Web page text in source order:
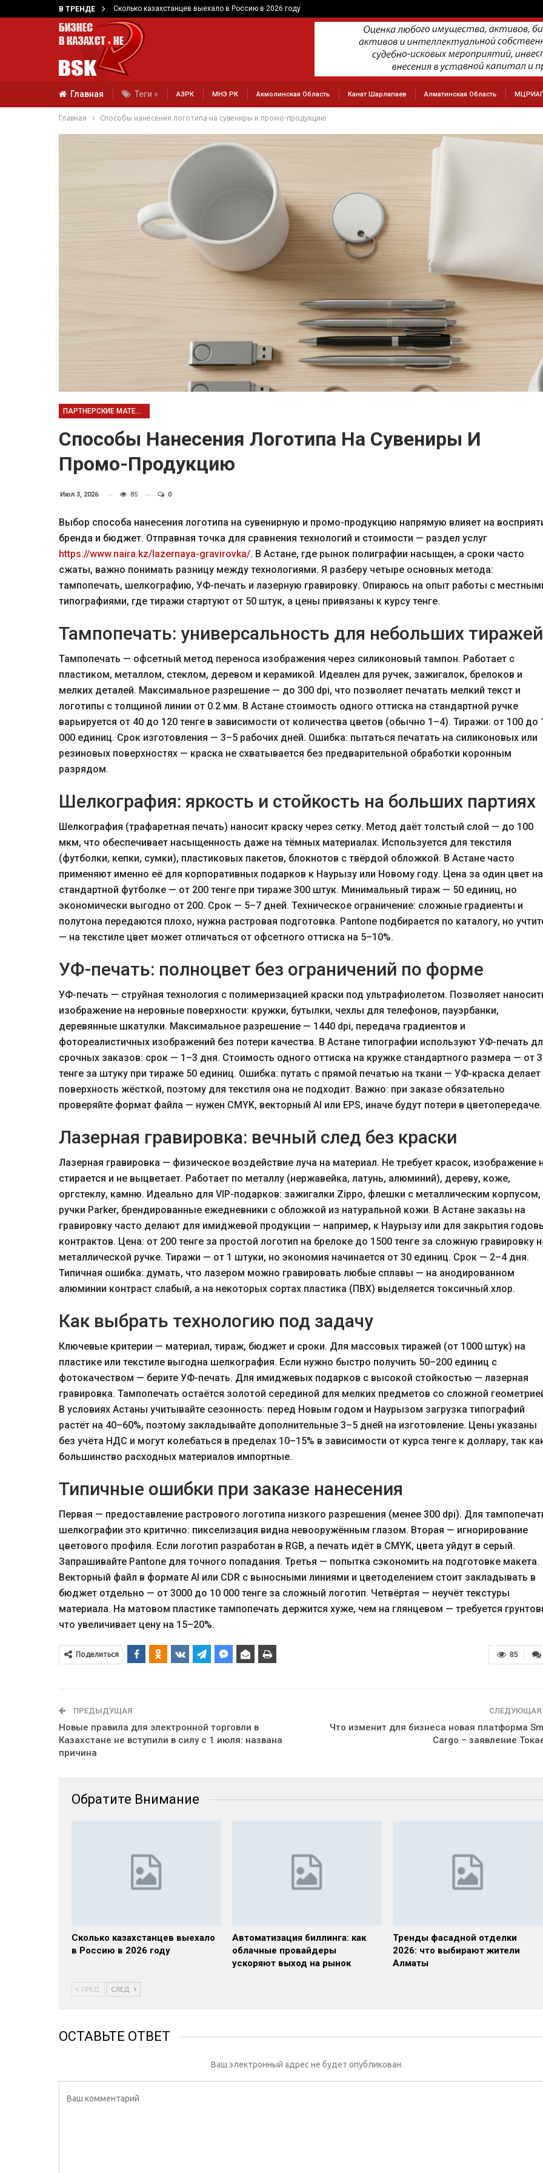
В ТРЕНДЕ Сколько казахстанцев выехало в Россию в 2026 году
Главная Теги » АЗРК МНЭ РК Акмолинская Область Канат Шарлапаев Алматинская Область
Главная Способы нанесения логотипа на сувениры и промо-продукцию
ПАРТНЕРСКИЕ МАТЕРИАЛЫ
Способы Нанесения Логотипа На Сувениры И
Промо-Продукцию
Июл 3, 2026 85 0
Выбор способа нанесения логотипа на сувенирную и промо-продукцию напрямую влияет на
бренда и бюджет. Отправная точка для сравнения технологий и стоимости — раздел услуг
https://www.naira.kz/lazernaya-gravirovka/. В Астане, где рынок полиграфии насыщен, а сроки часто
сжаты, важно понимать разницу между технологиями. Я разберу четыре основных метода:
тампопечать, шелкографию, УФ-печать и лазерную гравировку. Опираюсь на опыт работы с
типографиями, где тиражи стартуют от 50 штук, а цены привязаны к курсу тенге.
Тампопечать: универсальность для небольших тиражей
Тампопечать — офсетный метод переноса изображения через силиконовый тампон. Работает с
пластиком, металлом, стеклом, деревом и керамикой. Идеален для ручек, зажигалок, брелоков и
мелких деталей. Максимальное разрешение — до 300 dpi, что позволяет печатать мелкий текст и
логотипы с толщиной линии от 0.2 мм. В Астане стоимость одного оттиска на стандартной ручке
варьируется от 40 до 120 тенге в зависимости от количества цветов (обычно 1–4). Тиражи: от 100 до
000 единиц. Срок изготовления — 3–5 рабочих дней. Ошибка: пытаться печатать на силиконовых или
резиновых поверхностях — краска не схватывается без предварительной обработки коронным
разрядом.
Шелкография: яркость и стойкость на больших партиях
Шелкография (трафаретная печать) наносит краску через сетку. Метод даёт толстый слой — до 100
мкм, что обеспечивает насыщенность даже на тёмных материалах. Используется для текстиля
(футболки, кепки, сумки), пластиковых пакетов, блокнотов с твёрдой обложкой. В Астане часто
применяют именно её для корпоративных подарков к Наурызу или Новому году. Цена за один цвет на
стандартной футболке — от 200 тенге при тираже 300 штук. Минимальный тираж — 50 единиц, но
экономически выгодно от 200. Срок — 5–7 дней. Техническое ограничение: сложные градиенты и
полутона передаются плохо, нужна растровая подготовка. Pantone подбирается по каталогу, но
— на текстиле цвет может отличаться от офсетного оттиска на 5–10%.
УФ-печать: полноцвет без ограничений по форме
УФ-печать — струйная технология с полимеризацией краски под ультрафиолетом. Позволяет
изображение на неровные поверхности: кружки, бутылки, чехлы для телефонов, пауэрбанки,
деревянные шкатулки. Максимальное разрешение — 1440 dpi, передача градиентов и
фотореалистичных изображений без потери качества. В Астане типографии используют УФ-печать
срочных заказов: срок — 1–3 дня. Стоимость одного оттиска на кружке стандартного размера — от
тенге за штуку при тираже 50 единиц. Ошибка: путать с прямой печатью на ткани — УФ-краска делает
поверхность жёсткой, поэтому для текстиля она не подходит. Важно: при заказе обязательно
проверяйте формат файла — нужен CMYK, векторный AI или EPS, иначе будут потери в цветопередаче.
Лазерная гравировка: вечный след без краски
Лазерная гравировка — физическое воздействие луча на материал. Не требует красок, изображение
стирается и не выцветает. Работает по металлу (нержавейка, латунь, алюминий), дереву, коже,
оргстеклу, камню. Идеально для VIP-подарков: зажигалки Zippo, флешки с металлическим корпусом,
ручки Parker, брендированные ежедневники с обложкой из натуральной кожи. В Астане заказы на
гравировку часто делают для имиджевой продукции — например, к Наурызу или для закрытия
контрактов. Цена: от 200 тенге за простой логотип на брелоке до 1500 тенге за сложную гравировку
металлической ручке. Тиражи — от 1 штуки, но экономия начинается от 30 единиц. Срок — 2–4 дня.
Типичная ошибка: думать, что лазером можно гравировать любые сплавы — на анодированном
алюминии контраст слабый, а на некоторых сортах пластика (ПВХ) выделяется токсичный хлор.
Как выбрать технологию под задачу
Ключевые критерии — материал, тираж, бюджет и сроки. Для массовых тиражей (от 1000 штук) на
пластике или текстиле выгодна шелкография. Если нужно быстро получить 50–200 единиц с
фотокачеством — берите УФ-печать. Для имиджевых подарков с высокой стойкостью — лазерная
гравировка. Тампопечать остаётся золотой серединой для мелких предметов со сложной
В условиях Астаны учитывайте сезонность: перед Новым годом и Наурызом загрузка типографий
растёт на 40–60%, поэтому закладывайте дополнительные 3–5 дней на изготовление. Цены указаны
без учёта НДС и могут колебаться в пределах 10–15% в зависимости от курса тенге к доллару, так
большинство расходных материалов импортные.
Типичные ошибки при заказе нанесения
Первая — предоставление растрового логотипа низкого разрешения (менее 300 dpi). Для
шелкографии это критично: пикселизация видна невооружённым глазом. Вторая — игнорирование
цветового профиля. Если логотип разработан в RGB, а печать идёт в CMYK, цвета уйдут в серый.
Запрашивайте Pantone для точного попадания. Третья — попытка сэкономить на подготовке макета.
Векторный файл в формате AI или CDR с выносными линиями и цветоделением стоит закладывать в
бюджет отдельно — от 3000 до 10 000 тенге за сложный логотип. Четвёртая — неучёт текстуры
материала. На матовом пластике тампопечать держится хуже, чем на глянцевом — требуется
что увеличивает цену на 15–20%.
85
Поделиться
ПРЕДЫДУЩАЯ
Новые правила для электронной торговли в
Казахстане не вступили в силу с 1 июля: названа
причина
СЛЕДУЮЩАЯ
Что изменит для бизнеса новая платформа
Cargo – заявление
Обратите Внимание
Сколько казахстанцев выехало
в Россию в 2026 году
Автоматизация биллинга: как
облачные провайдеры
ускоряют выход на рынок
Тренды фасадной отделки
2026: что выбирают жители
Алматы
ПРЕД. СЛЕД.
ОСТАВЬТЕ ОТВЕТ
Ваш электронный адрес не будет опубликован.